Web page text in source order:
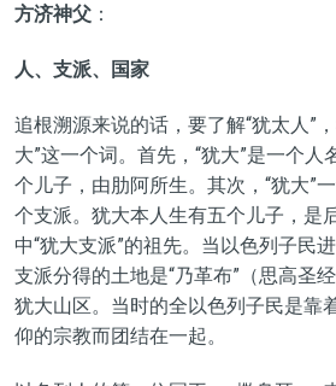
方济神父：
人、支派、国家
追根溯源来说的话，要了解“犹太人”
大”这一个词。首先， “犹大”是一个人
个儿子，由肋阿所生。其次，“犹大”
个支派。犹大本人生有五个儿子，是
中“犹大支派”的祖先。当以色列子民
支派分得的土地是“乃革布”（思高圣经
犹大山区。当时的全以色列子民是靠
仰的宗教而团结在一起。